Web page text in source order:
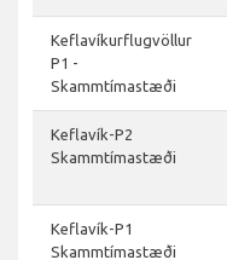
Keflavíkurflugvöllur
P1 -
Skammtímastæði
Keflavík-P2
Skammtímastæði
Keflavík-P1
Skammtímastæði